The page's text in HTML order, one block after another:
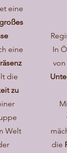
eine
eine
die
zu
Welt
In
die